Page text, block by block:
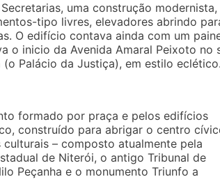
uma construção modernista,
tipo livres, elevadores abrindo
O edifício contava ainda com um
o inicio da Avenida Amaral Peixoto no
Palácio da Justiça), em estilo eclético.
formado por praça e pelos edifícios
construído para abrigar o centro
– composto atualmente pela
de Niterói, o antigo Tribunal de
Peçanha e o monumento Triunfo a